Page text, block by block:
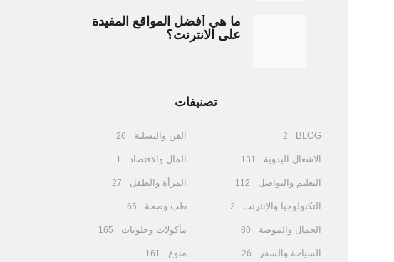
ما هي أفضل المواقع المفيدة
على الانترنت؟
تصنيفات
BLOG
2
الاشغال اليدوية 131
التعليم والتواصل 112
التكنولوجيا والإنترنت 2
الجمال والموضة 80
السياحة والسفر 26
الفن والتسلية 26
المال والاقتصاد 1
المرأة والطفل 27
طب وصحة 65
مأكولات وحلويات 165
منوع 161